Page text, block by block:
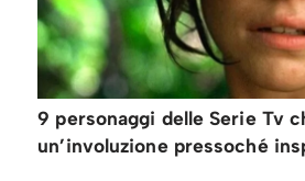
9 personaggi delle Serie Tv
un’involuzione pressoché